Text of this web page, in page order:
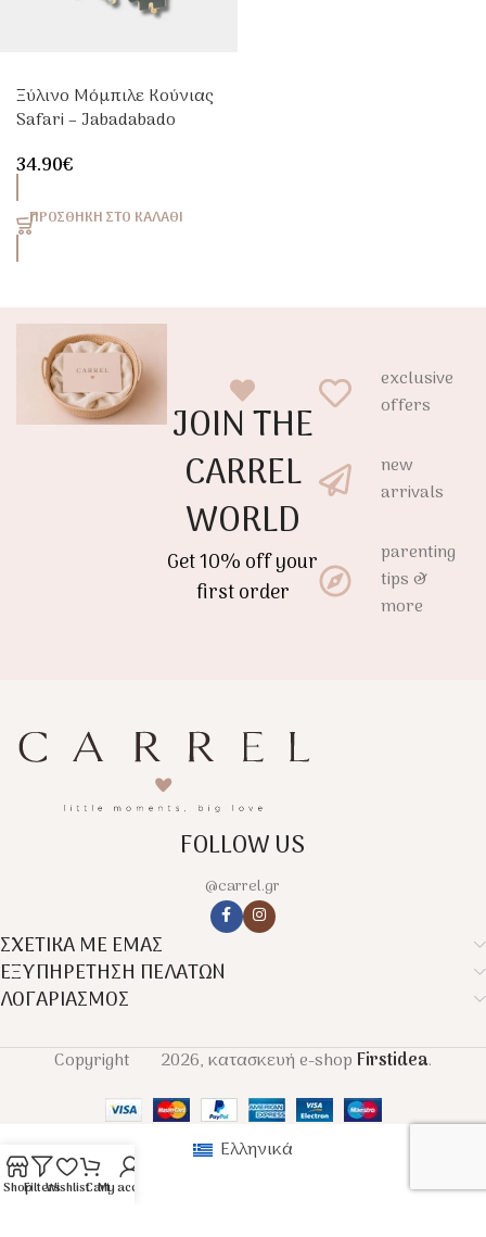
Ξύλινο Μόμπιλε Κούνιας
Safari – Jabadabado
34.90€
ΠΡΟΣΘΉΚΗ ΣΤΟ ΚΑΛΆΘΙ
JOIN THE
CARREL
WORLD
Get 10% off your
first order
exclusive
offers
new
arrivals
parenting
tips &
more
FOLLOW US
@carrel.gr
ΣΧΕΤΙΚΑ ΜΕ ΕΜΑΣ
ΕΞΥΠΗΡΕΤΗΣΗ ΠΕΛΑΤΩΝ
ΛΟΓΑΡΙΑΣΜΟΣ
Copyright 2026, κατασκευή e-shopFirstidea.
ShopFiltersWishlistCartMy account
Ελληνικά